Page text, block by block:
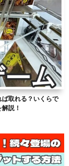
取れる？いくらで
説！